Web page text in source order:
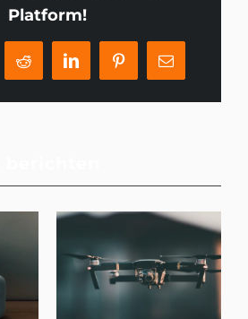
Platform!
Reddit LinkedInPinterest
E-
mail